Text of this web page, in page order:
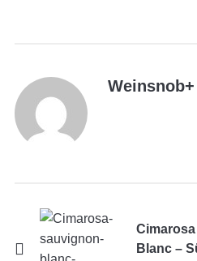
Weinsnob+
Blanc –